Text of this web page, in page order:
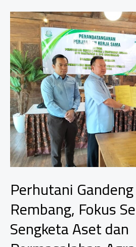
Papa’s
Resmi
Angkat
Kisah
Perpisahan
yang
Menyentuh
Perhutani
Rembang, Fokus
Sengketa Aset dan